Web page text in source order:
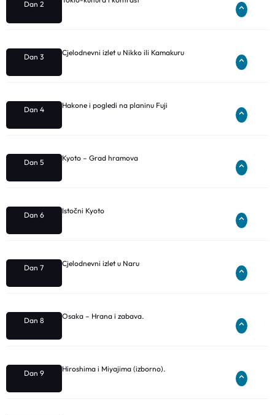
Dan 2
Dan 3 Cjelodnevni izlet u Nikko ili Kamakuru
Dan 4 Hakone i pogledi na planinu Fuji
Dan 5 Kyoto – Grad hramova
Dan 6 Istočni Kyoto
Dan 7 Cjelodnevni izlet u Naru
Dan 8 Osaka – Hrana i zabava.
Dan 9 Hiroshima i Miyajima (izborno).